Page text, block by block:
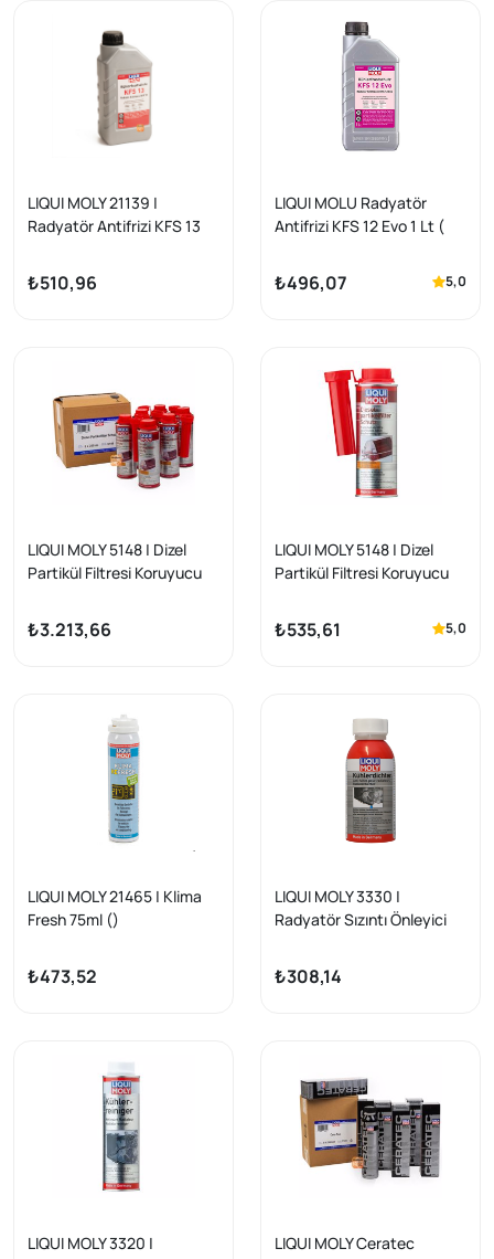
LIQUI MOLY 21139 |
Radyatör Antifrizi KFS 13
₺510,96
LIQUI MOLU Radyatör
Antifrizi KFS 12 Evo 1 Lt (
₺496,07 5,0
LIQUI MOLY 5148 | Dizel
Partikül Filtresi Koruyucu
₺3.213,66
LIQUI MOLY 5148 | Dizel
Partikül Filtresi Koruyucu
₺535,61 5,0
LIQUI MOLY 21465 | Klima
Fresh 75ml ()
₺473,52
LIQUI MOLY 3330 |
Radyatör Sızıntı Önleyici
₺308,14
LIQUI MOLY 3320 |
LIQUI MOLY Ceratec